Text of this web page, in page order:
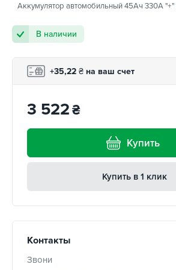
Аккумулятор автомобильный 45Ач 330А "+"
В наличии
+35,22 ₴ на ваш счет
3 522₴
Купить
Купить в 1 клик
Контакты
Звони